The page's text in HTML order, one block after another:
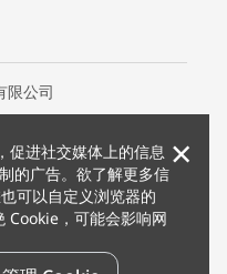
促进社交媒体上的信息
的广告。欲了解更多信
可以自定义浏览器的
Cookie，可能会影响网
×
限公司